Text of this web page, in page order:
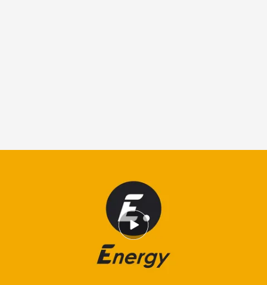
Narrado por el presentador deportivo de